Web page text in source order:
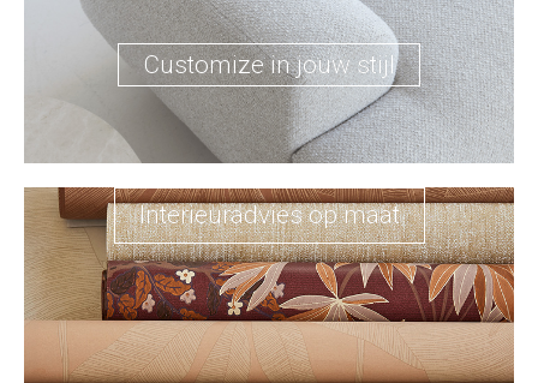
Customize in jouw stijl
Interieuradvies op maat